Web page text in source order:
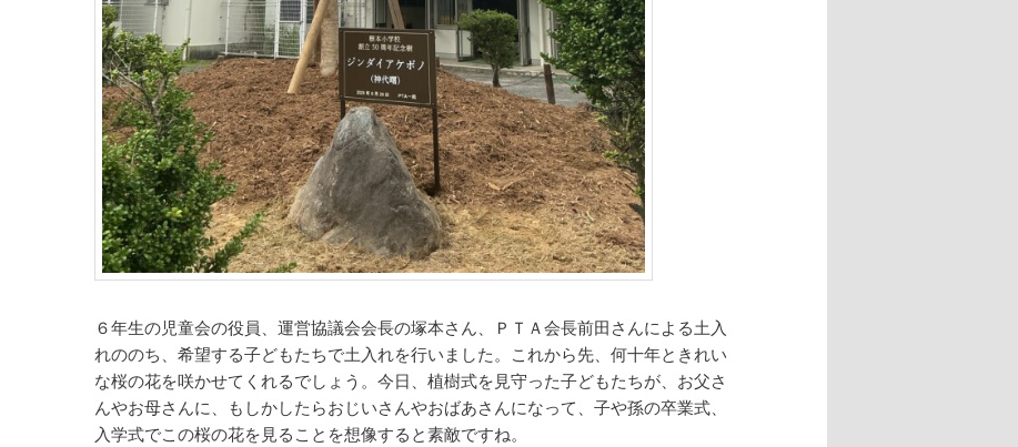
６年生の児童会の役員、運営協議会会長の塚本さん、ＰＴＡ会長前田さんによる土入
れののち、希望する子どもたちで土入れを行いました。これから先、何十年ときれい
な桜の花を咲かせてくれるでしょう。今日、植樹式を見守った子どもたちが、お父さ
んやお母さんに、もしかしたらおじいさんやおばあさんになって、子や孫の卒業式、
入学式でこの桜の花を見ることを想像すると素敵ですね。